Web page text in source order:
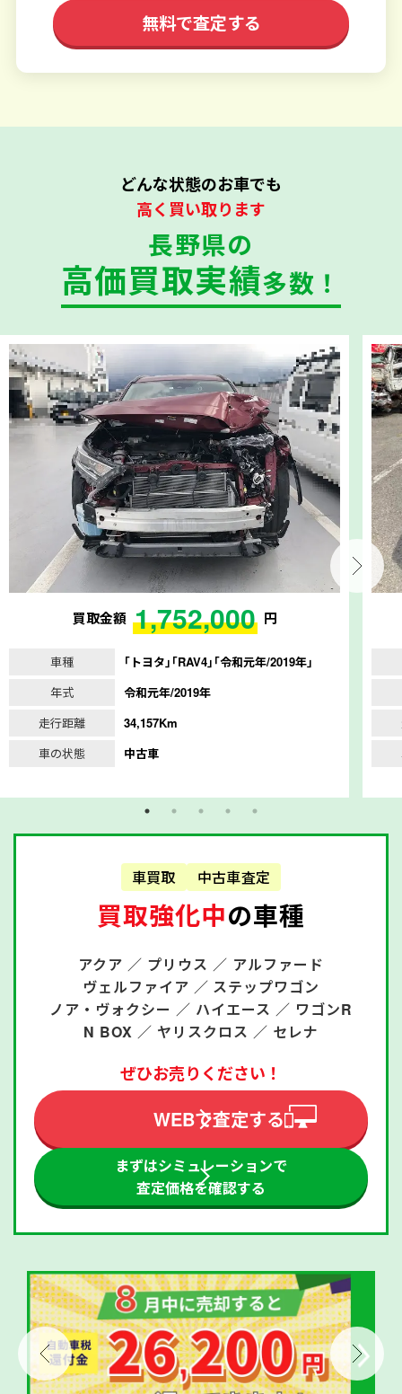
無料で査定する
どんな状態のお車でも
高く買い取ります
長野県の
高価買取実績多数！
買取金額 1,752,000 円
車種
｢トヨタ｣｢RAV4｣｢令和元年/2019年｣
年式
令和元年/2019年
走行距離
34,157Km
車の状態
中古車
車買取 中古車査定
買取強化中の車種
アクア ／ プリウス ／ アルファード
ヴェルファイア ／ ステップワゴン
ノア・ヴォクシー ／ ハイエース ／ ワゴンR
N BOX ／ ヤリスクロス ／ セレナ
ぜひお売りください！
WEBで査定する
まずはシミュレーションで
査定価格を確認する